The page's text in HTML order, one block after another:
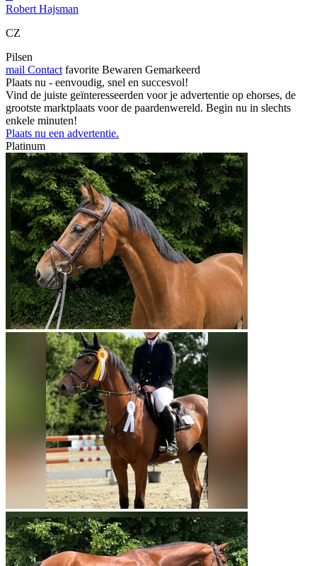
Robert Hajsman
CZ
Pilsen
mail Contact favorite Bewaren Gemarkeerd
Plaats nu - eenvoudig, snel en succesvol!
Vind de juiste geïnteresseerden voor je advertentie op ehorses, de
grootste marktplaats voor de paardenwereld. Begin nu in slechts
enkele minuten!
Plaats nu een advertentie.
Platinum